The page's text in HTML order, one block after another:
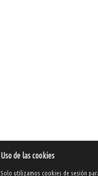
Uso de las cookies
Solo utilizamos cookies de sesión